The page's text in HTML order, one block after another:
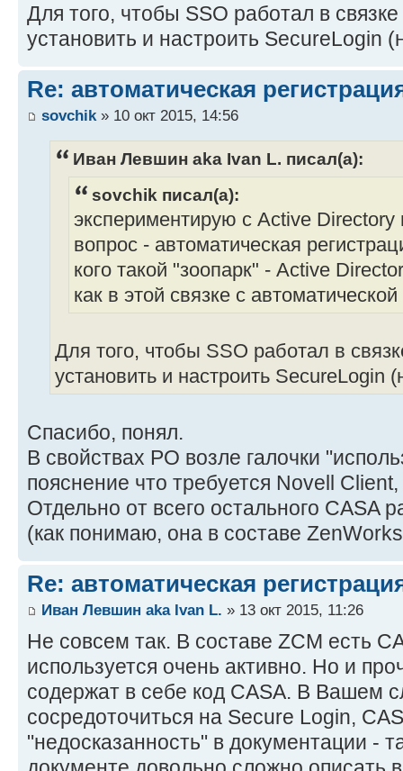
Для того, чтобы SSO работал в
установить и настроить SecureLogin
Re: автоматическая
sovchik» 10 окт 2015, 14:56
Иван Левшин aka Ivan L. писал(а):
sovchik писал(а):
экспериментирую с Active Directory
вопрос - автоматическая
кого такой "зоопарк" - Active
как в этой связке с
Для того, чтобы SSO работал в
установить и настроить SecureLogin
Спасибо, понял.
В свойствах PO возле галочки
пояснение что требуется Novell
Отдельно от всего остального CASA
(как понимаю, она в составе
Re: автоматическая
Иван Левшин aka Ivan L. » 13 окт 2015, 11:26
Не совсем так. В составе ZCM есть
используется очень активно. Но и
содержат в себе код CASA. В Вашем
сосредоточиться на Secure Login,
"недосказанность" в документации -